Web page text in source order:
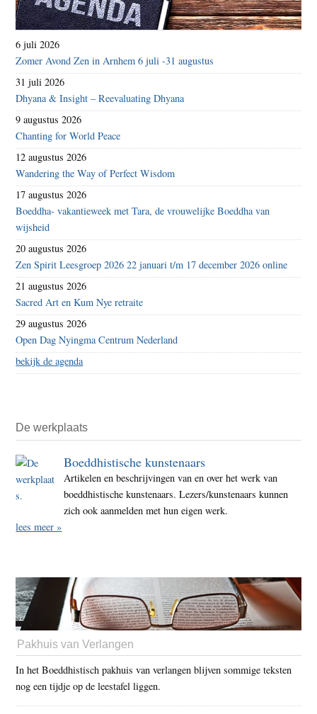
6 juli 2026
Zomer Avond Zen in Arnhem 6 juli -31 augustus
31 juli 2026
Dhyana & Insight – Reevaluating Dhyana
9 augustus 2026
Chanting for World Peace
12 augustus 2026
Wandering the Way of Perfect Wisdom
17 augustus 2026
Boeddha- vakantieweek met Tara, de vrouwelijke Boeddha van
wijsheid
20 augustus 2026
Zen Spirit Leesgroep 2026 22 januari t/m 17 december 2026 online
21 augustus 2026
Sacred Art en Kum Nye retraite
29 augustus 2026
Open Dag Nyingma Centrum Nederland
bekijk de agenda
De werkplaats
Boeddhistische kunstenaars
Artikelen en beschrijvingen van en over het werk van
boeddhistische kunstenaars. Lezers/kunstenaars kunnen
zich ook aanmelden met hun eigen werk.
lees meer »
Pakhuis van Verlangen
In het Boeddhistisch pakhuis van verlangen blijven sommige teksten
nog een tijdje op de leestafel liggen.